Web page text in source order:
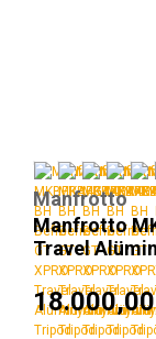
Manfrotto
Manfrotto
Travel